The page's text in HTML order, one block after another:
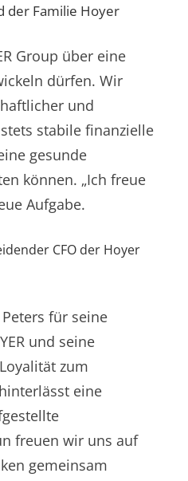
der Familie Hoyer
Group über eine
dürfen. Wir
und
stabile finanzielle
gesunde
können. „Ich freue
Aufgabe.
CFO der Hoyer
für seine
und seine
zum
eine
freuen wir uns auf
gemeinsam